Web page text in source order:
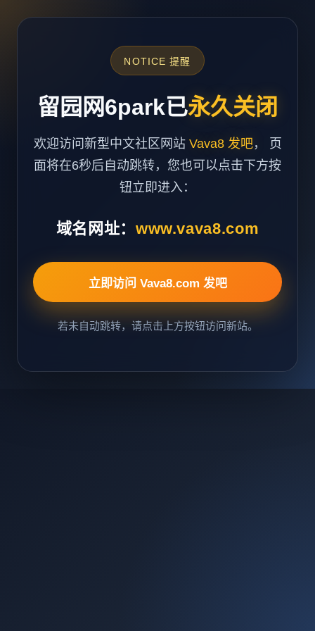
NOTICE 提醒
留园网6park已永久关闭
欢迎访问新型中文社区网站 Vava8 发吧， 页
面将在6秒后自动跳转，您也可以点击下方按
钮立即进入：
域名网址： www.vava8.com
立即访问 Vava8.com 发吧
若未自动跳转，请点击上方按钮访问新站。